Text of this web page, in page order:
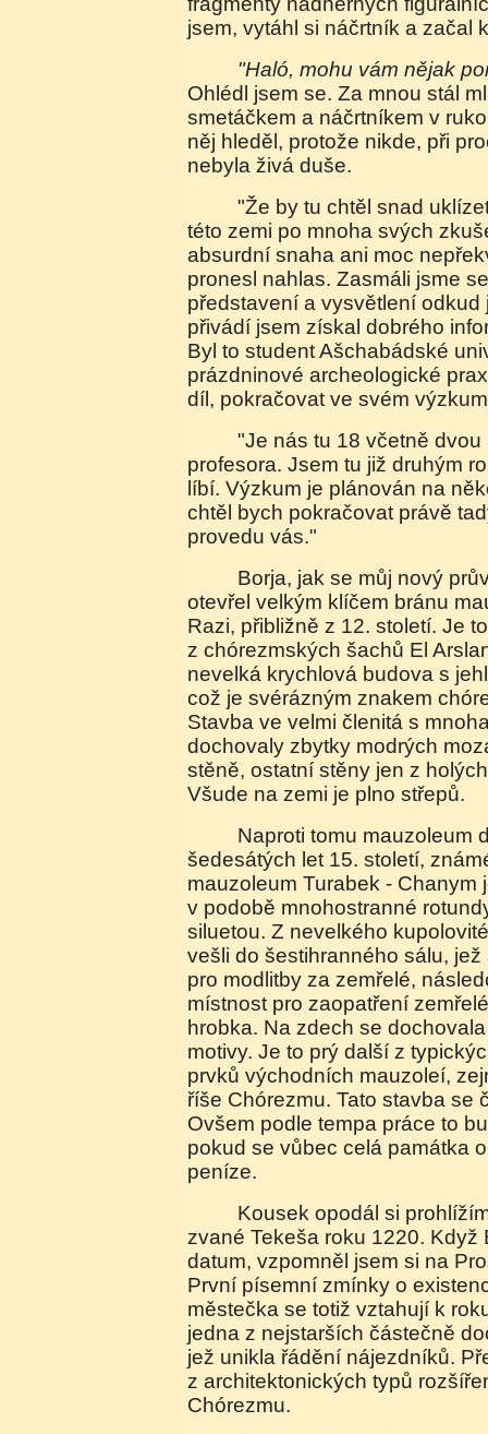
jsem, vytáhl si náčrtník a začal
"Haló, mohu vám nějak
Ohlédl jsem se. Za mnou stál
smetáčkem a náčrtníkem v
něj hleděl, protože nikde, při
nebyla živá duše.
"Že by tu chtěl snad uklízet?" pomyslil jsem si. V
této zemi po mnoha svých
absurdní snaha ani moc
pronesl nahlas. Zasmáli jsme
představení a vysvětlení odkud
přivádí jsem získal dobrého
Byl to student Ašchabádské
prázdninové archeologické
díl, pokračovat ve svém
"Je nás tu 18 včetně dvou asistentů a jednoho
profesora. Jsem tu již druhým
líbí. Výzkum je plánován na
chtěl bych pokračovat právě
provedu vás."
Borja, jak se můj nový průvodce jmenoval,
otevřel velkým klíčem bránu
Razi, přibližně z 12. století. Je
z chórezmských šachů El
nevelká krychlová budova s
což je svérázným znakem
Stavba ve velmi členitá s
dochovaly zbytky modrých
stěně, ostatní stěny jen z
Všude na zemi je plno střepů.
Naproti tomu mauzoleum dynastie Sufi, asi ze
šedesátých let 15. století,
mauzoleum Turabek - Chanym
v podobě mnohostranné
siluetou. Z nevelkého
vešli do šestihranného sálu,
pro modlitby za zemřelé,
místnost pro zaopatření
hrobka. Na zdech se
motivy. Je to prý další z
prvků východních mauzoleí,
říše Chórezmu. Tato stavba se
Ovšem podle tempa práce to
pokud se vůbec celá památka
peníze.
Kousek opodál si prohlížíme další mauzoleum
zvané Tekeša roku 1220. Když
datum, vzpomněl jsem si na
První písemní zmínky o
městečka se totiž vztahují k
jedna z nejstarších částečně
jež unikla řádění nájezdníků.
z architektonických typů
Chórezmu.